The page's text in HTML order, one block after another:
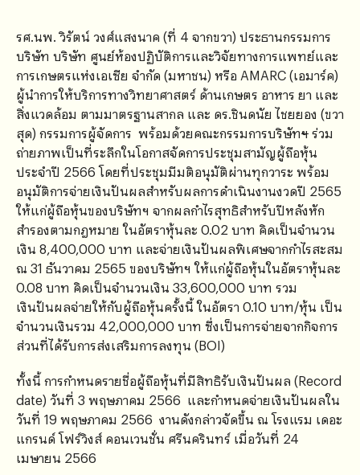
รศ.นพ. วิรัตน์ วงศ์แสงนาค (ที่ 4 จากขวา) ประธานกรรมการ
บริษัท บริษัท ศูนย์ห้องปฏิบัติการและวิจัยทางการแพทย์และ
การเกษตรแห่งเอเซีย จำกัด (มหาชน) หรือ AMARC (เอมาร์ค)
ผู้นำการให้บริการทางวิทยาศาสตร์ ด้านเกษตร อาหาร ยา และ
สิ่งแวดล้อม ตามมาตรฐานสากล และ ดร.ชินดนัย ไชยยอง (ขวา
สุด) กรรมการผู้จัดการ พร้อมด้วยคณะกรรมการบริษัทฯร่วม
ถ่ายภาพเป็นที่ระลึกในโอกาสจัดการประชุมสามัญผู้ถือหุ้น
ประจำปี 2566 โดยที่ประชุมมีมติอนุมัติผ่านทุกวาระ พร้อม
อนุมัติการจ่ายเงินปันผลสำหรับผลการดำเนินงานงวดปี 2565
ให้แก่ผู้ถือหุ้นของบริษัทฯ จากผลกำไรสุทธิสำหรับปีหลังหัก
สำรองตามกฎหมาย ในอัตราหุ้นละ 0.02 บาท คิดเป็นจำนวน
เงิน 8,400,000 บาท และจ่ายเงินปันผลพิเศษจากกำไรสะสม
ณ 31 ธันวาคม 2565 ของบริษัทฯ ให้แก่ผู้ถือหุ้นในอัตราหุ้นละ
0.08 บาท คิดเป็นจำนวนเงิน 33,600,000 บาท รวม
เงินปันผลจ่ายให้กับผู้ถือหุ้นครั้งนี้ ในอัตรา 0.10 บาท/หุ้น เป็น
จำนวนเงินรวม 42,000,000 บาท ซึ่งเป็นการจ่ายจากกิจการ
ส่วนที่ได้รับการส่งเสริมการลงทุน (BOI)
ทั้งนี้ การกำหนดรายชื่อผู้ถือหุ้นที่มีสิทธิรับเงินปันผล (Record
date) วันที่ 3 พฤษภาคม 2566 และกำหนดจ่ายเงินปันผลใน
วันที่ 19 พฤษภาคม 2566 งานดังกล่าวจัดขึ้น ณ โรงแรม เดอะ
แกรนด์ โฟร์วิงส์ คอนเวนชั่น ศรีนครินทร์ เมื่อวันที่ 24
เมษายน 2566